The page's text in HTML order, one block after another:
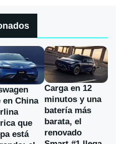
en China
que
está
Carga en 12
minutos y una
batería más
barata, el
renovado